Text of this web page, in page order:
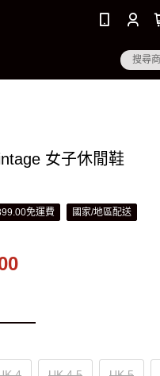
女子休閒鞋
免運費 國家/地區配送